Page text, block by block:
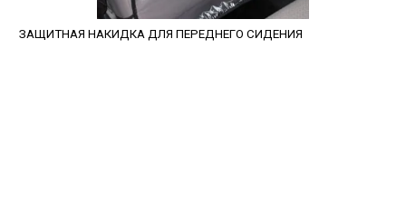
ЗАЩИТНАЯ НАКИДКА ДЛЯ ПЕРЕДНЕГО СИДЕНИЯ